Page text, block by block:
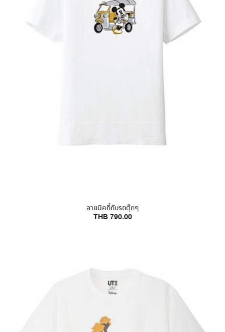
ลายมิคกี้กับรถตุ๊กๆ
THB 790.00